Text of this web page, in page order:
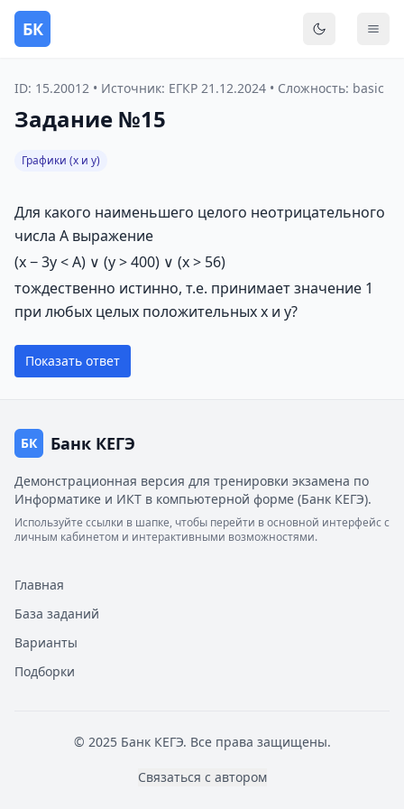
БК
ID: 15.20012 • Источник: ЕГКР 21.12.2024 • Сложность: basic
Задание №15
Графики (x и y)
Для какого наименьшего целого неотрицательного
числа A выражение
(x − 3y < A) ∨ (y > 400) ∨ (x > 56)
тождественно истинно, т.е. принимает значение 1
при любых целых положительных x и y?
Показать ответ
БК Банк КЕГЭ
Демонстрационная версия для тренировки экзамена по
Информатике и ИКТ в компьютерной форме (Банк КЕГЭ).
Используйте ссылки в шапке, чтобы перейти в основной интерфейс с
личным кабинетом и интерактивными возможностями.
Главная
База заданий
Варианты
Подборки
© 2025 Банк КЕГЭ. Все права защищены.
Связаться с автором